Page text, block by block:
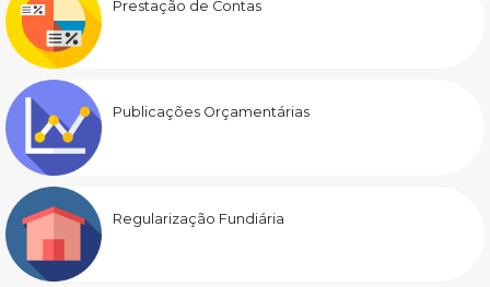
Prestação de Contas
Publicações Orçamentárias
Regularização Fundiária